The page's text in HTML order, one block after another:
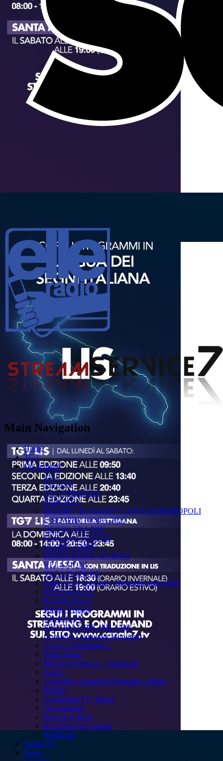
Main Navigation
Home
TG7
On demand
TG7
TG7 LIS
TG7 TARANTO
PERCHÉ ?
PREMIO "IL GOZZO" CITTÀ DI MONOPOLI
È SEMPRE FESTA 2025
DETTO TRA NOI
FACCIA A FACCIA
FUORICAMPO
PRODUZIONI - EVENTI
RELAZIONI
TG7 LIS SPORT
Sulla via di Emmaus - Domande sulla Fede
INFOSALUTE
RADIO ELLE
Buona Visione
CIVICO 74
SPECIALE BIT MILANO
Consiglio Comunale Monopoli
Civico 74 Edizione 2
Primo piano
Musica d'Attracco - Spettacoli
Zoom
Consiglio Comunale Polignano a Mare
Replay
Accademia TV Talent
Documentari
Back to School
In cucina con Cristina
Pubblicità
Guida TV
News